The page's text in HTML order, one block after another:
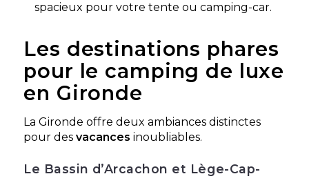
spacieux pour votre tente ou camping-car.
Les destinations phares
pour le camping de luxe
en Gironde
La Gironde offre deux ambiances distinctes
pour desvacances inoubliables.
Le Bassin d’Arcachon et Lège-Cap-
Camping Les Grands Pins
★ 4.1/5 (837 avis)